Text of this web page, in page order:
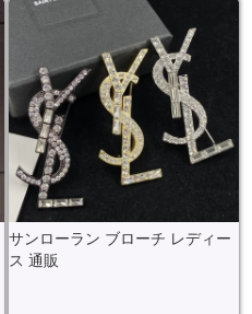
サンローラン ブローチ レディー
ス 通販